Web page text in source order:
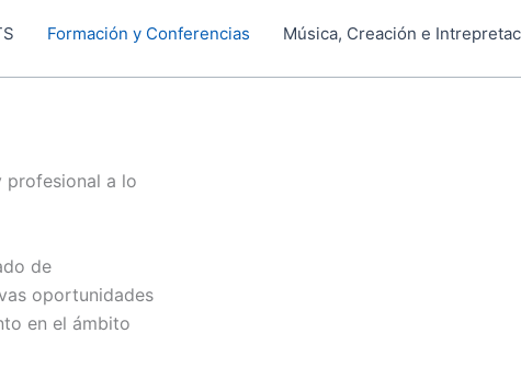
Formación y Conferencias Música, Creación e
profesional a lo
de
oportunidades
en el ámbito